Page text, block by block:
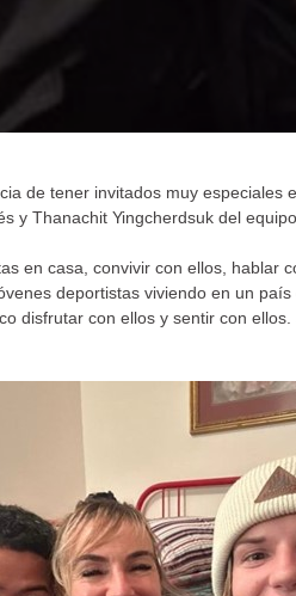
de tener invitados muy especiales
y Thanachit Yingcherdsuk del
en casa, convivir con ellos, hablar
deportistas viviendo en un
disfrutar con ellos y sentir con